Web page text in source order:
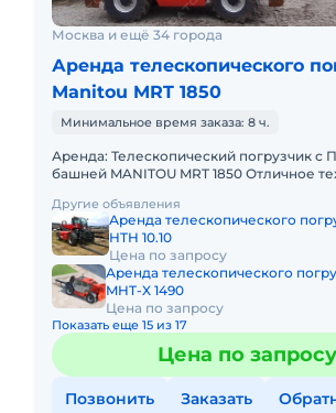
Москва и ещё 34 города
Аренда телескопического
Manitou MRT 1850
Минимальное время заказа: 8 ч.
Аренда: Телескопический погрузчик с
башней MANITOU MRT 1850 Отличное
ковш, люлька, к
Другие объявления
Аренда телескопического
HTH 10.10
Цена по запросу
Аренда телескопического
MHT-X 1490
Цена по запросу
Показать еще 15 из 17
Цена по запросу
Позвонить Заказать